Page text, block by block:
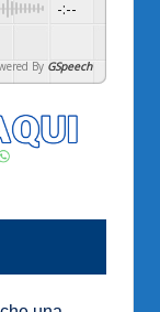
-:--
By GSpeech